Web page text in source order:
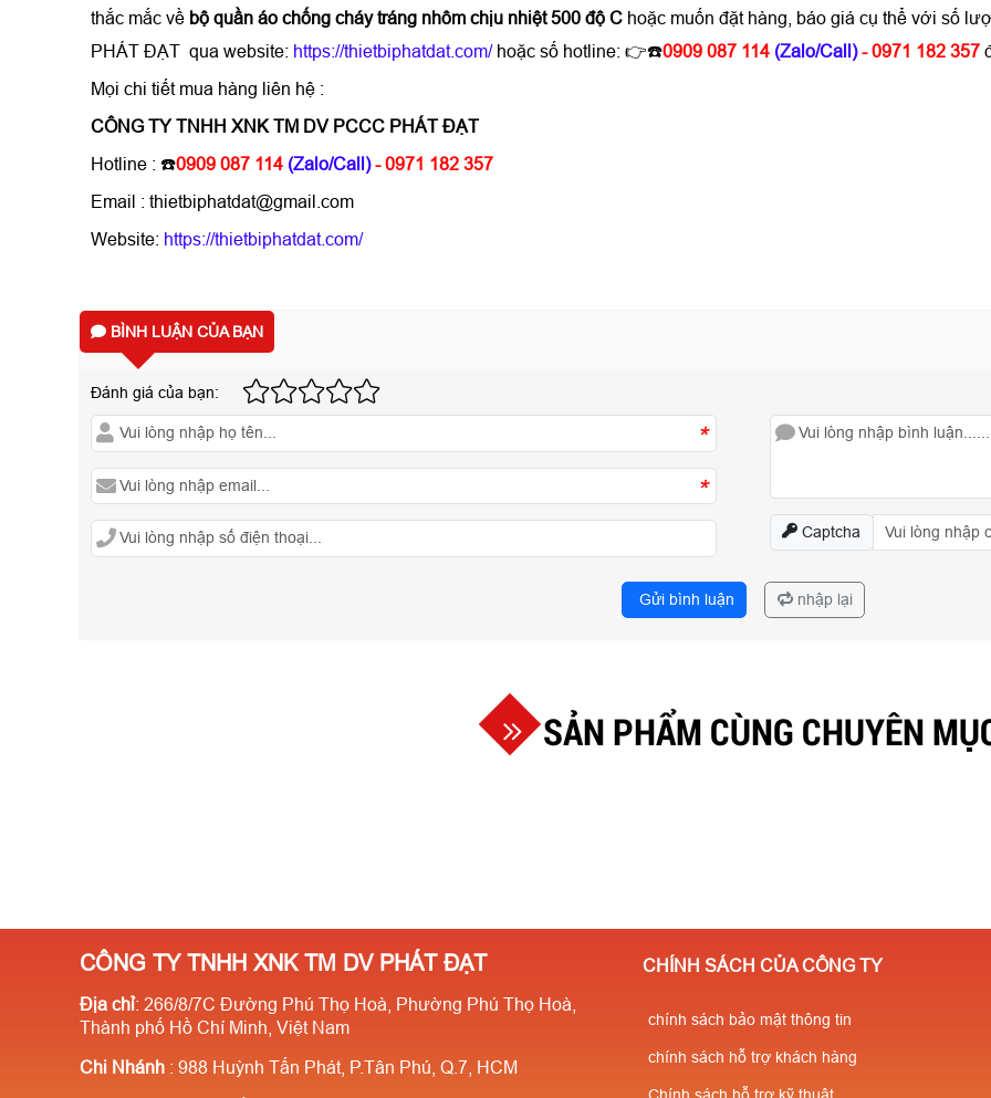
thắc mắc về bộ quần áo chống cháy tráng nhôm chịu nhiệt 500 độ C hoặc muốn đặt hàng, báo giá cụ thể với số
PHÁT ĐẠT qua website: https://thietbiphatdat.com/ hoặc số hotline: 👉☎️0909 087 114 (Zalo/Call) - 0971 182 357
Mọi chi tiết mua hàng liên hệ :
CÔNG TY TNHH XNK TM DV PCCC PHÁT ĐẠT
Hotline : ☎️0909 087 114 (Zalo/Call) - 0971 182 357
Email : thietbiphatdat@gmail.com
Website: https://thietbiphatdat.com/
BÌNH LUẬN CỦA BẠN
Đánh giá của bạn:
*
*
Captcha
Gửi bình luận nhập lại
SẢN PHẨM CÙNG CHUYÊN
CÔNG TY TNHH XNK TM DV PHÁT ĐẠT
Địa chỉ: 266/8/7C Đường Phú Thọ Hoà, Phường Phú Thọ Hoà,
Thành phố Hồ Chí Minh, Việt Nam
Chi Nhánh : 988 Huỳnh Tấn Phát, P.Tân Phú, Q.7, HCM
CHÍNH SÁCH CỦA CÔNG TY
chính sách bảo mật thông tin
chính sách hỗ trợ khách hàng
Chính sách hỗ trợ kỹ thuật